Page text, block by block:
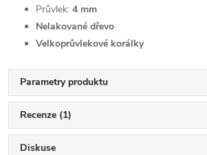
Průvlek: 4 mm
Nelakované dřevo
Velkoprůvlekové korálky
Parametry produktu
Recenze (1)
Diskuse